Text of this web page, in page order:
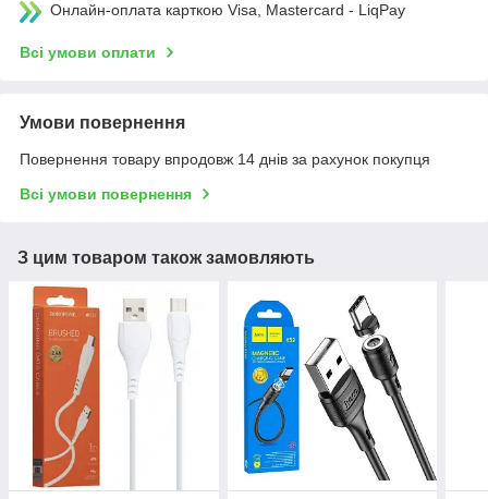
Онлайн-оплата карткою Visa, Mastercard - LiqPay
Всі умови оплати
Умови повернення
Повернення товару впродовж 14 днів за рахунок покупця
Всі умови повернення
З цим товаром також замовляють